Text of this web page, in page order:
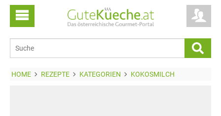
HOME REZEPTE KATEGORIEN KOKOSMILCH